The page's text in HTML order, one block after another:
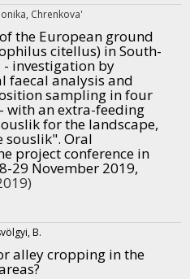
Chrenkova'
the European ground
citellus) in South-
- investigation by
faecal analysis and
sampling in four
with an extra-feeding
for the landscape,
souslik". Oral
project conference in
29 November 2019,
B.
alley cropping in the